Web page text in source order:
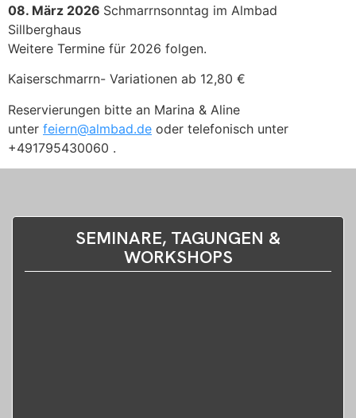
08. März 2026 Schmarrnsonntag im Almbad
Sillberghaus
Weitere Termine für 2026 folgen.
Kaiserschmarrn- Variationen ab 12,80 €
Reservierungen bitte an Marina & Aline
unter feiern@almbad.de oder telefonisch unter
+491795430060 .
SEMINARE, TAGUNGEN &
WORKSHOPS